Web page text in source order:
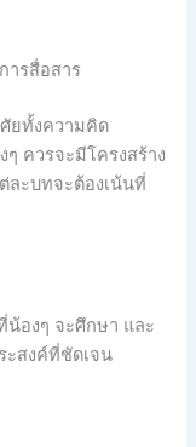
ารสื่อสาร
ยทั้งความคิด
ควรจะมีโครงสร้าง
ละบทจะต้องเน้นที่
องๆ จะศึกษา และ
ะสงค์ที่ชัดเจน